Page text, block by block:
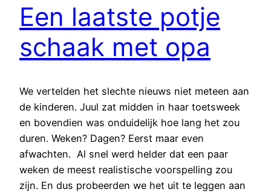
Een laatste potje
schaak met opa
We vertelden het slechte nieuws niet meteen aan
de kinderen. Juul zat midden in haar toetsweek
en bovendien was onduidelijk hoe lang het zou
duren. Weken? Dagen? Eerst maar even
afwachten. Al snel werd helder dat een paar
weken de meest realistische voorspelling zou
zijn. En dus probeerden we het uit te leggen aan